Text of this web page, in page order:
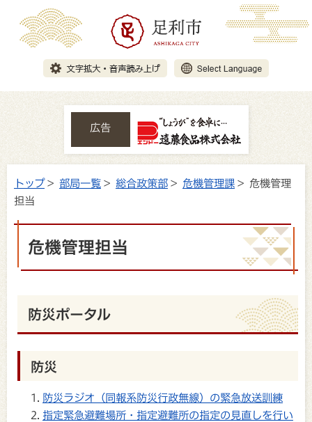
広告
トップ> 部局一覧 > 総合政策部 > 危機管理課 > 危機管理
担当
危機管理担当
防災ポータル
防災
防災ラジオ（同報系防災行政無線）の緊急放送訓練
指定緊急避難場所・指定避難所の指定の見直しを行い